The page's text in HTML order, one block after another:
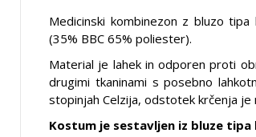
Medicinski kombinezon z bluzo
(35% BBC 65% poliester).
Material je lahek in odporen proti
drugimi tkaninami s posebno
stopinjah Celzija, odstotek krčenja je
Kostum je sestavljen iz bluze